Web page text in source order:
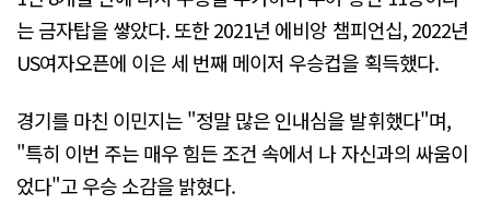
는 금자탑을 쌓았다. 또한 2021년 에비앙 챔피언십, 2022년
US여자오픈에 이은 세 번째 메이저 우승컵을 획득했다.
경기를 마친 이민지는 "정말 많은 인내심을 발휘했다"며,
"특히 이번 주는 매우 힘든 조건 속에서 나 자신과의 싸움이
었다"고 우승 소감을 밝혔다.